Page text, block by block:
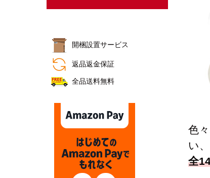
色
い
全
開梱設置サービス
返品返金保証
全品送料無料